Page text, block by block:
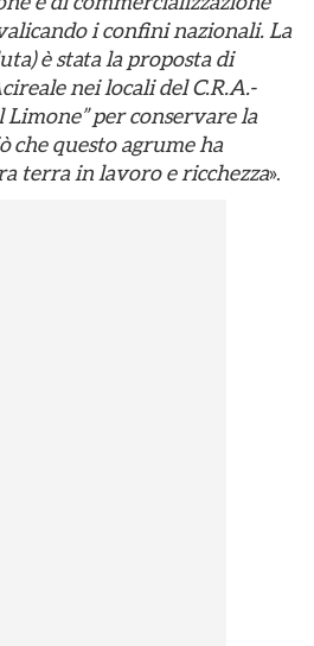
i confini nazionali. La
è stata la proposta di
nei locali del C.R.A.-
Limone” per conservare la
che questo agrume ha
terra in lavoro e ricchezza».